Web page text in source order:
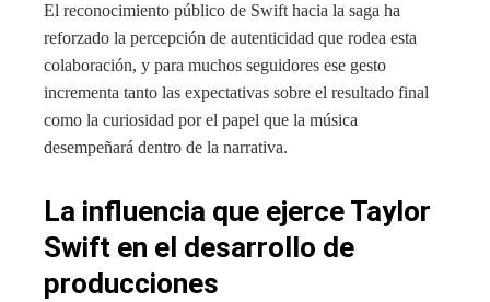
El reconocimiento público de Swift hacia la saga ha
reforzado la percepción de autenticidad que rodea esta
colaboración, y para muchos seguidores ese gesto
incrementa tanto las expectativas sobre el resultado final
como la curiosidad por el papel que la música
desempeñará dentro de la narrativa.
La influencia que ejerce Taylor
Swift en el desarrollo de
producciones